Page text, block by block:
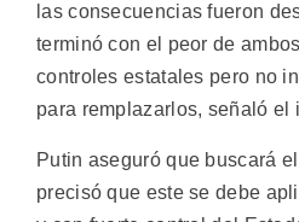
las consecuencias fueron
terminó con el peor de
controles estatales pero no
para remplazarlos, señaló el
Putin aseguró que buscará
precisó que este se debe